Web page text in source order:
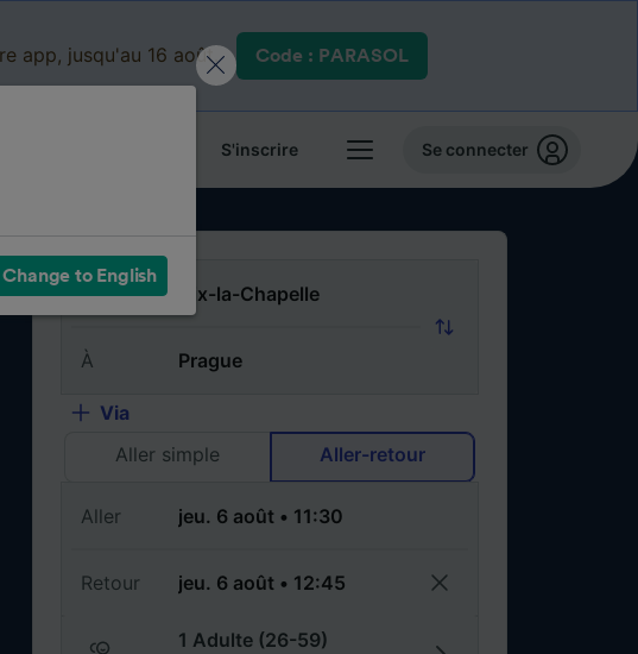
app, jusqu'au 16 août. Code : PARASOL
S'inscrire Se connecter
De
À
Via
Aller simple
Aller-retour
Aller
Retour
1 Adulte (26-59)
Change to English